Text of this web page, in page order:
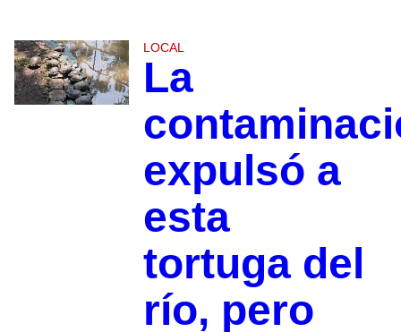
LOCAL
La
expulsó a
esta
tortuga del
río, pero